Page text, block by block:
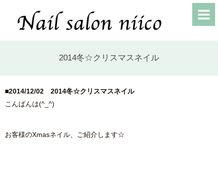
2014冬☆クリスマスネイル
■2014/12/02
2014冬☆クリスマスネイル
こんばんは(^_^)
お客様のXmasネイル、ご紹介します☆